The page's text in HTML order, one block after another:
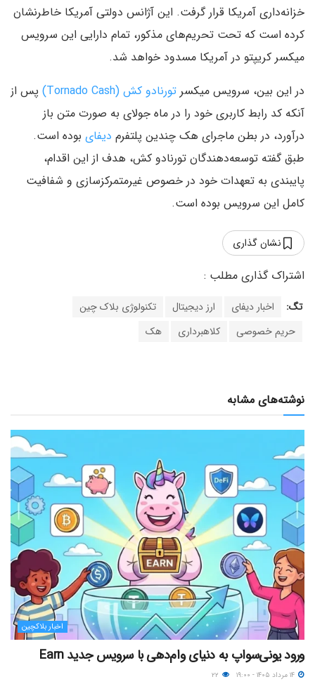
خزانه‌داری آمریکا قرار گرفت. این آژانس دولتی آمریکا خاطرنشان
کرده است که تحت تحریم‌های مذکور، تمام دارایی این سرویس
میکسر کریپتو در آمریکا مسدود خواهد شد.
در این بین، سرویس میکسر تورنادو کش (Tornado Cash)
پس از
آنکه کد رابط کاربری خود را در ماه جولای به صورت متن باز
درآورد، در بطن ماجرای هک چندین پلتفرم دیفای بوده است.
طبق گفته توسعه‌دهندگان تورنادو کش، هدف از این اقدام،
پایبندی به تعهدات خود در خصوص غیرمتمرکزسازی و شفافیت
کامل این سرویس بوده است.
نشان گذاری
تگ: اخبار دیفای ارز دیجیتال
تکنولوژی بلاک چین
حریم خصوصی
کلاهبرداری هک
نوشته‌های مشابه
اخبار بلاکچین
ورود یونی‌سواپ به دنیای وام‌دهی با سرویس جدید Earn